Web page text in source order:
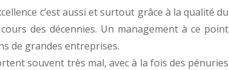
c’est aussi et surtout grâce à la qualité du
des décennies. Un management à ce point
de grandes entreprises.
souvent très mal, avec à la fois des pénuries